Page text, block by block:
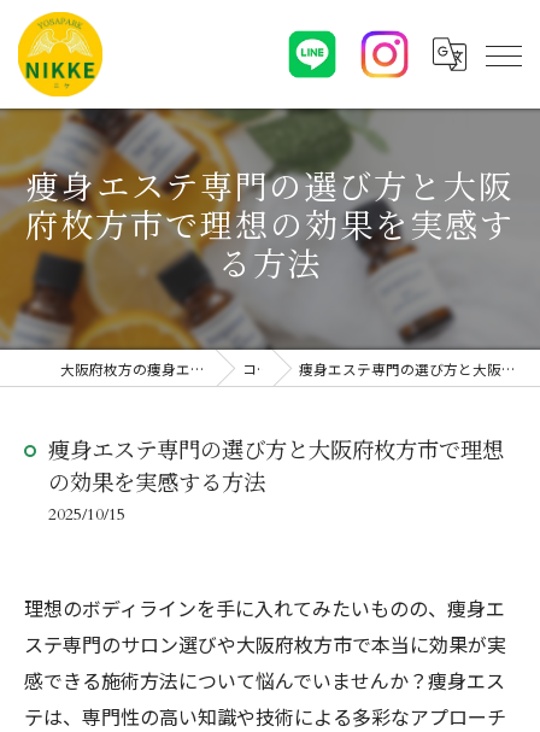
痩身エステ専門の選び方と大阪
府枚方市で理想の効果を実感す
る方法
大阪府枚方の痩身エステならYOSAPARK NIKKE コラム 痩身エステ専門の選び方と大阪府枚方市で理想の効果を実感する方法
痩身エステ専門の選び方と大阪府枚方市で理想
の効果を実感する方法
2025/10/15
理想のボディラインを手に入れてみたいものの、痩身エ
ステ専門のサロン選びや大阪府枚方市で本当に効果が実
感できる施術方法について悩んでいませんか？痩身エス
テは、専門性の高い知識や技術による多彩なアプローチ